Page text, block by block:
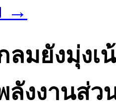
→
ลมยังมุ่ง
ลังงานส่ว